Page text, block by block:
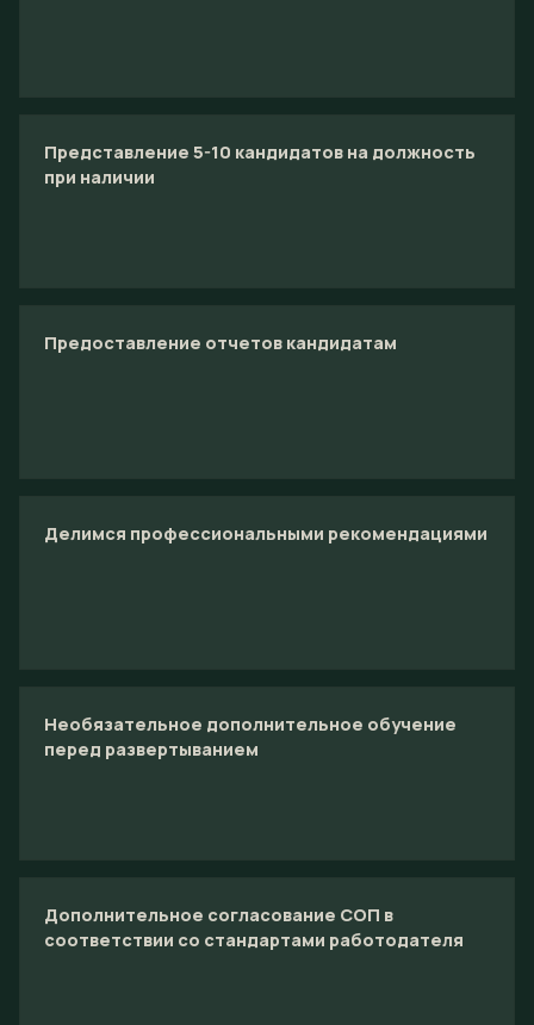
Представление 5-10 кандидатов на должность
при наличии
Предоставление отчетов кандидатам
Делимся профессиональными рекомендациями
Необязательное дополнительное обучение
перед развертыванием
Дополнительное согласование СОП в
соответствии со стандартами работодателя